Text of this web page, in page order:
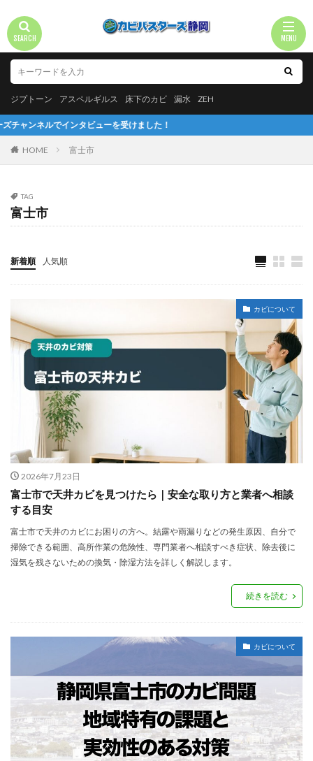
ジプトーン アスペルギルス 床下のカビ 漏水 ZEH
インタビューを受けました！
HOME 富士市
TAG
富士市
新着順 人気順
カビについて
2026年7月23日
富士市で天井カビを見つけたら｜安全な取り方と業者へ相談
する目安
富士市で天井のカビにお困りの方へ。結露や雨漏りなどの発生原因、自分で
掃除できる範囲、高所作業の危険性、専門業者へ相談すべき症状、除去後に
湿気を残さないための換気・除湿方法を詳しく解説します。
続きを読む
カビについて